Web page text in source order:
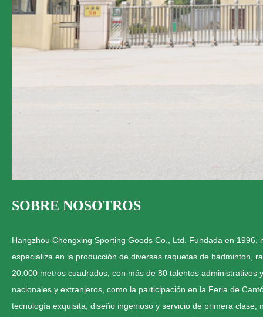
SOBRE NOSOTROS
Hangzhou Chengxing Sporting Goods Co., Ltd. Fundada en
especializa en la producción de diversas raquetas de bádminton,
20.000 metros cuadrados, con más de 80 talentos
nacionales y extranjeros, como la participación en la Feria de
tecnología exquisita, diseño ingenioso y servicio de primera